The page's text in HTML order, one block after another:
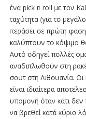
ένα pick n roll με τον
ταχύτητα (για το
περάσει σε πρώτη
καλύπτουν το κόψιμο
Αυτό οδηγεί πολλές
αναδιπλωθούν στη
σουτ στη Λιθουανία.
είναι ιδιαίτερα
υπομονή όταν κάτι
να βρεθεί κατά κύριο